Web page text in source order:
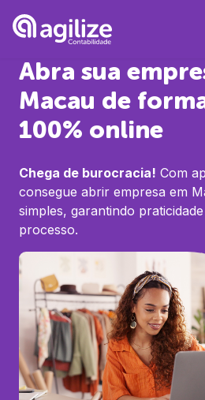
Abra sua
Macau de
100% online
Chega de burocracia! Com
consegue abrir empresa em
simples, garantindo
processo.